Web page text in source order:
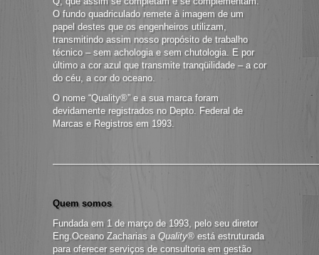
O fundo quadriculado remete à imagem de um
papel destes que os engenheiros utilizam,
transmitindo assim nosso propósito de trabalho
técnico – sem achologia e sem chutologia. E por
último a cor azul que transmite tranqüilidade – a cor
do céu, a cor do oceano.
O nome “Quality®” e a sua marca foram
devidamente registrados no Depto. Federal de
Marcas e Registros em 1993.
Quem somos
Fundada em 1 de março de 1993, pelo seu diretor
Eng.Oceano Zacharias a Quality® está estruturada
para oferecer serviços de consultoria em gestão